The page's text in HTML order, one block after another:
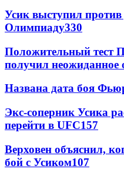
Усик выступил против
Олимпиаду330
Положительный тест
получил неожиданное
Названа дата боя
Экс-соперник Усика
перейти в UFC157
Верховен объяснил,
бой с Усиком107